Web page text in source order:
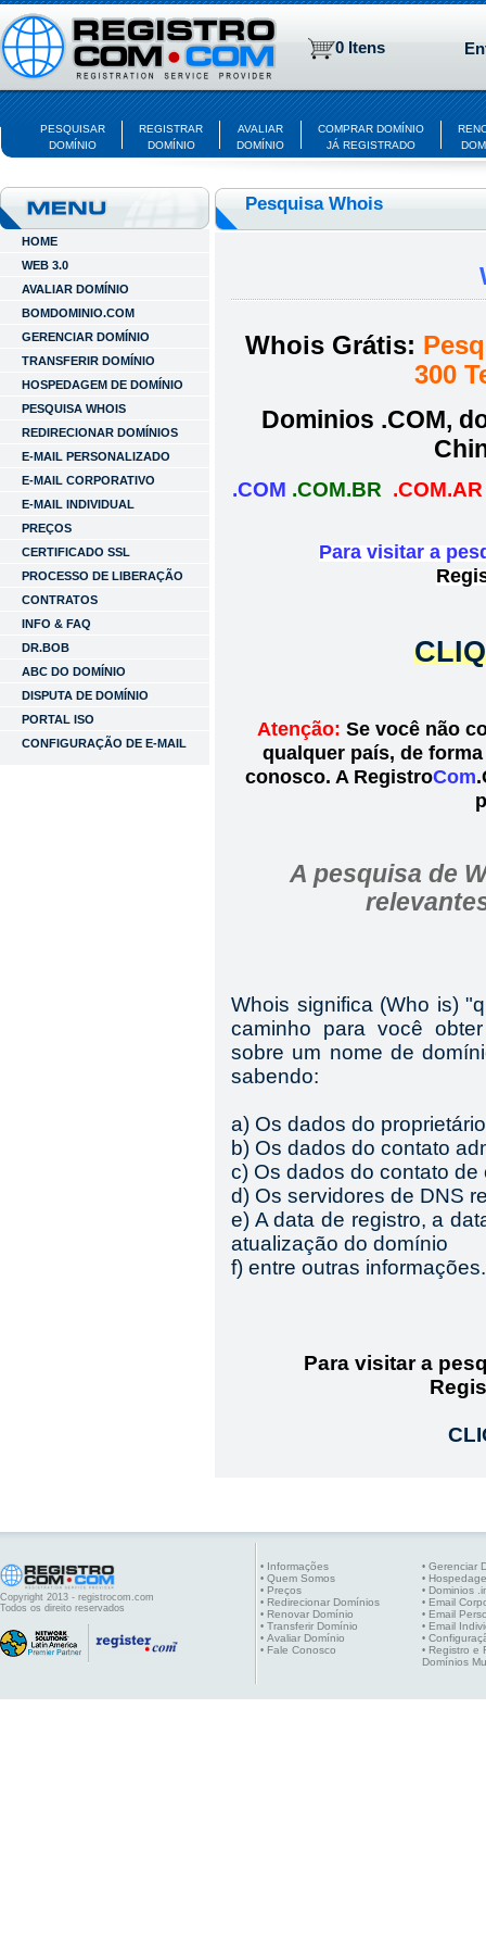
0 Itens
PESQUISAR
DOMÍNIO
REGISTRAR
DOMÍNIO
AVALIAR
DOMÍNIO
COMPRAR DOMÍNIO
JÁ REGISTRADO
HOME
WEB 3.0
AVALIAR DOMÍNIO
BOMDOMINIO.COM
GERENCIAR DOMÍNIO
TRANSFERIR DOMÍNIO
HOSPEDAGEM DE DOMÍNIO
PESQUISA WHOIS
REDIRECIONAR DOMÍNIOS
E-MAIL PERSONALIZADO
E-MAIL CORPORATIVO
E-MAIL INDIVIDUAL
PREÇOS
CERTIFICADO SSL
PROCESSO DE LIBERAÇÃO
CONTRATOS
INFO & FAQ
DR.BOB
ABC DO DOMÍNIO
DISPUTA DE DOMÍNIO
PORTAL ISO
CONFIGURAÇÃO DE E-MAIL
Pesquisa Whois
Whois Grátis:
300
Dominios .COM,
.COM .COM.BR .COM.AR
Para visitar a
Atenção: Se você não
qualquer país, de
conosco. A RegistroCom
A pesquisa de
Whois significa (Who is)
caminho para você
sobre um nome de
sabendo:
a) Os dados do
b) Os dados do contato
c) Os dados do contato
d) Os servidores de DNS
e) A data de registro, a
atualização do domínio
f) entre outras informações.
Para visitar a
Copyright 2013 - registrocom.com
Todos os direito reservados
• Informações
• Quem Somos
• Preços
• Redirecionar Domínios
• Renovar Domínio
• Transferir Domínio
• Avaliar Domínio
• Fale Conosco
• Gerenciar
•
• Dominios
• Email
• Email
• Email
•
• Registro e
Domínios